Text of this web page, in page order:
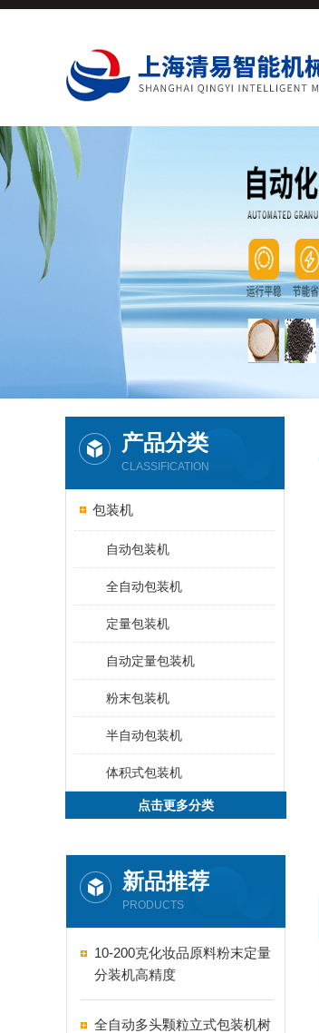
产品分类
CLASSIFICATION
包装机
自动包装机
全自动包装机
定量包装机
自动定量包装机
粉末包装机
半自动包装机
体积式包装机
点击更多分类
新品推荐
PRODUCTS
10-200克化妆品原料粉末定量
分装机高精度
全自动多头颗粒立式包装机树